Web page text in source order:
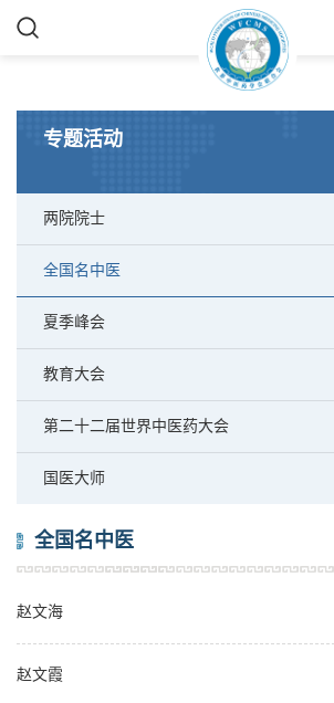
专题活动
两院院士
全国名中医
夏季峰会
教育大会
第二十二届世界中医药大会
国医大师
全国名中医
赵文海
赵文霞